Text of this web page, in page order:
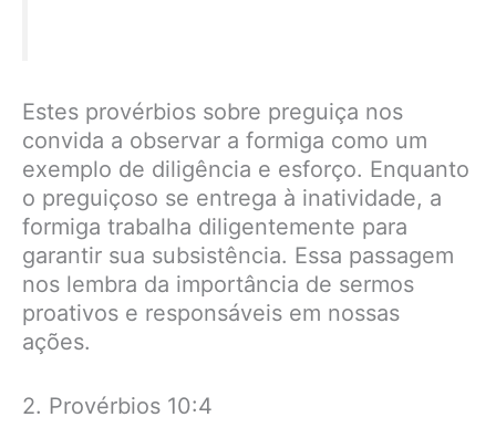
Estes provérbios sobre preguiça nos
convida a observar a formiga como um
exemplo de diligência e esforço. Enquanto
o preguiçoso se entrega à inatividade, a
formiga trabalha diligentemente para
garantir sua subsistência. Essa passagem
nos lembra da importância de sermos
proativos e responsáveis em nossas
ações.
2. Provérbios 10:4